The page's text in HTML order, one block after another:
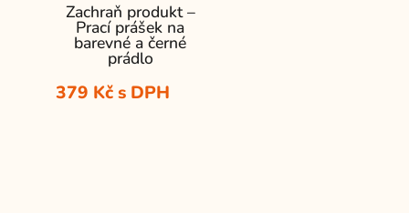
Zachraň produkt –
Prací prášek na
barevné a černé
prádlo
379 Kč s DPH